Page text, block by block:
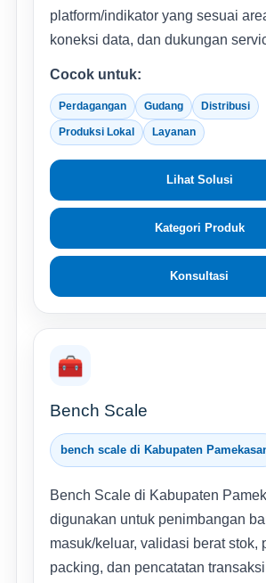
platform/indikator yang sesuai
koneksi data, dan dukungan
Cocok untuk:
Perdagangan Gudang Distribusi
Produksi Lokal Layanan
Lihat Solusi
Kategori Produk
Konsultasi
🧰
Bench Scale
bench scale di Kabupaten
Bench Scale di Kabupaten
digunakan untuk penimbangan
masuk/keluar, validasi berat stok,
packing, dan pencatatan